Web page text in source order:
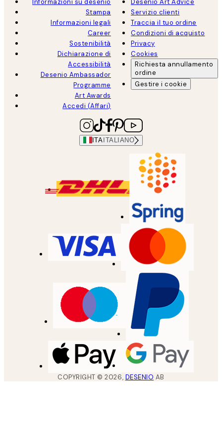
Stampa
Informazioni legali
Career
Sostenibilità
Dichiarazione di
Accessibilità
Desenio Ambassador
Programme
Art Awards
Accedi (Affari)
Servizio clienti
Traccia il tuo ordine
Condizioni di acquisto
Privacy
Cookies
Richiesta annullamento
ordine
Gestire i cookie
ITA ITALIANO
COPYRIGHT ©2026, DESENIO AB